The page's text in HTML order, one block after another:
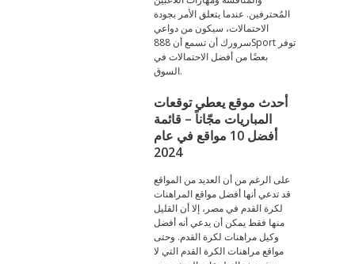
المُحترفين. عندما يتعلق الأمر بجودة
الاحتمالات، سيكون من دواعي
سرورك أن تسمع أن 888Sport توفر
بعضًا من أفضل الاحتمالات في
السوق.
أحدث موقع يعطي توقعات
المباريات مجّاناً – قائمة
أفضل 10 مواقع في عام
2024
على الرغم من أن العديد من المواقع
قد تدعي أنها أفضل مواقع المراهنات
لكرة القدم في مصر، إلا أن القليل
منها فقط يمكن أن يدعي أنه أفضل
وكيل مراهنات لكرة القدم. وحتى
مواقع مراهنات الكرة القدم التي لا